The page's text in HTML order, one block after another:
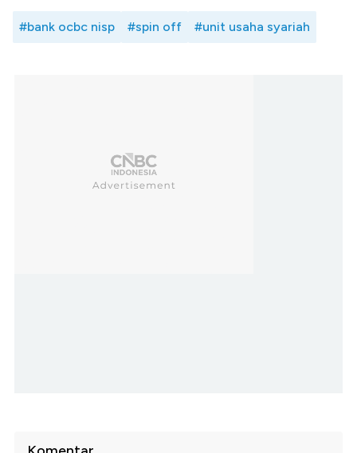
#bank ocbc nisp #spin off #unit usaha syariah